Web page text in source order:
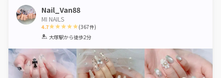
Nail_Van88
MI NAILS
4.7
1 2 3 4 5
(367件)
大塚駅から徒歩2分